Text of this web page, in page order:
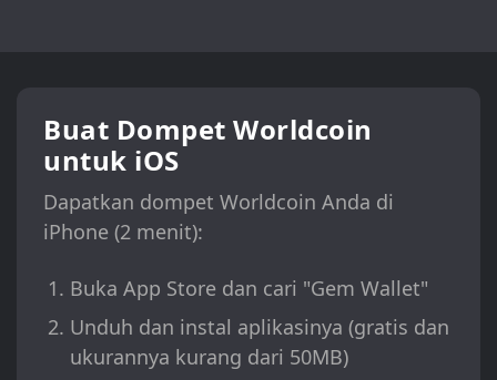
Buat Dompet Worldcoin
untuk iOS
Dapatkan dompet Worldcoin Anda di
iPhone (2 menit):
Buka App Store dan cari "Gem Wallet"
Unduh dan instal aplikasinya (gratis dan
ukurannya kurang dari 50MB)